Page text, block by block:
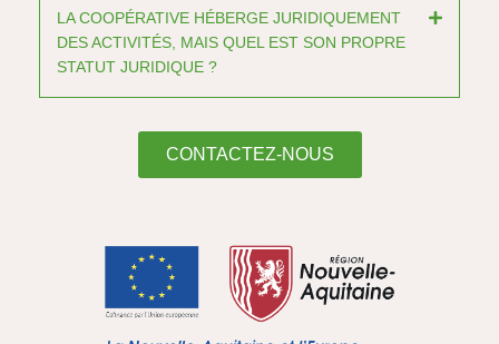
LA COOPÉRATIVE HÉBERGE JURIDIQUEMENT
DES ACTIVITÉS, MAIS QUEL EST SON PROPRE
STATUT JURIDIQUE ?
CONTACTEZ-NOUS